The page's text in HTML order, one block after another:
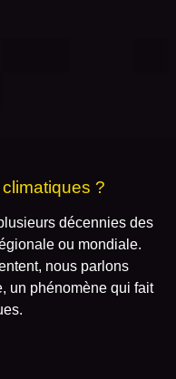
?
décennies des
ou mondiale.
nous parlons
un phénomène qui fait